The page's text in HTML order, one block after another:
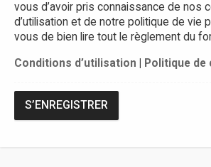
vous d’avoir pris connaissance de nos
d’utilisation et de notre politique de vie
vous de bien lire tout le règlement du
Conditions d’utilisation Politique
S’ENREGISTRER